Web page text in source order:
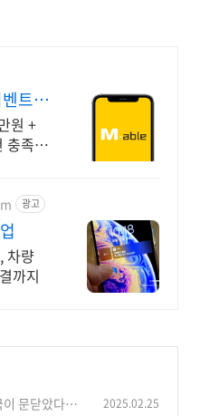
트
원 +
충족
광고
까지
문닫았다면?
2025.02.25